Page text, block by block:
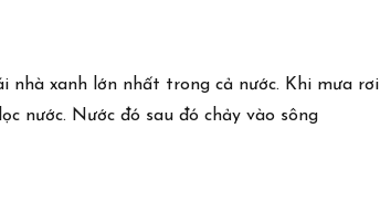
nhà xanh lớn nhất trong cả nước. Khi mưa rơi
nước. Nước đó sau đó chảy vào sông
Dự án